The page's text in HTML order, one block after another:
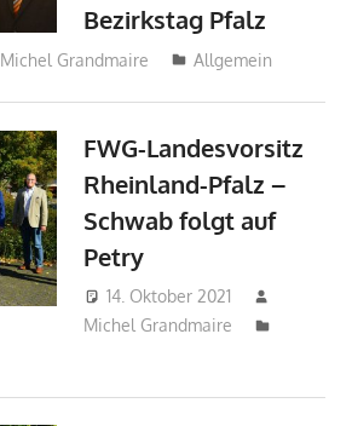
Bezirkstag Pfalz
Michel Grandmaire Allgemein
FWG-Landesvorsitz
Rheinland-Pfalz –
Schwab folgt auf
Petry
14. Oktober 2021
Michel Grandmaire